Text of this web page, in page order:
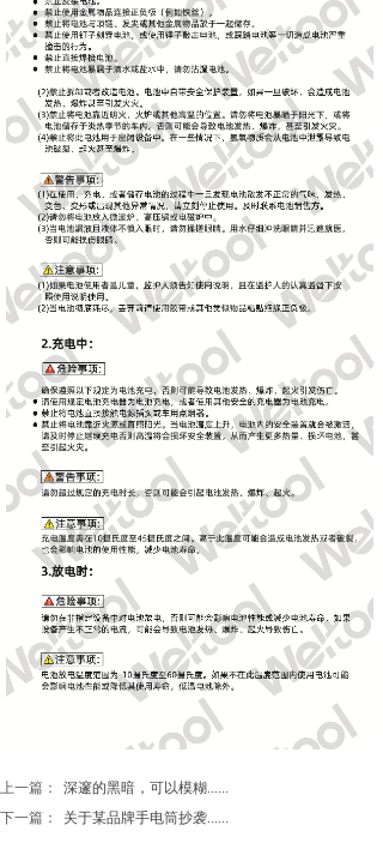
上一篇：
深邃的黑暗，可以模糊......
下一篇：
关于某品牌手电筒抄袭......